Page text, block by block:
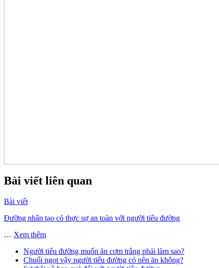
Bài viết liên quan
Bài viết
Đường nhân tạo có thực sự an toàn với người tiểu đường
… Xem thêm
Người tiểu đường muốn ăn cơm trắng phải làm sao?
Chuối ngọt vậy người tiểu đường có nên ăn không?